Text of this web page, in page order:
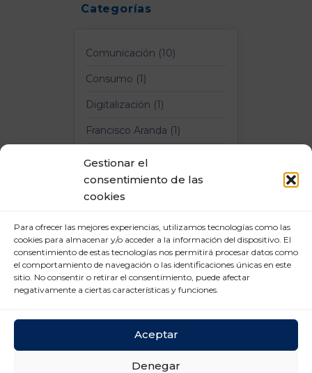
Gestionar el
consentimiento de las
cookies
Para ofrecer las mejores experiencias, utilizamos tecnologías como las
cookies para almacenar y/o acceder a la información del dispositivo. El
consentimiento de estas tecnologías nos permitirá procesar datos como
el comportamiento de navegación o las identificaciones únicas en este
sitio. No consentir o retirar el consentimiento, puede afectar
negativamente a ciertas características y funciones.
Aceptar
Denegar
Categorías
Comunicación (10)
Consumo (1)
Digitalización (1)
Francisco Aranda (1)
Logística y Transporte (4)
Mercado Laboral (6)
Prevención Riesgos
Laborales (12)
Relaciones laborales (11)